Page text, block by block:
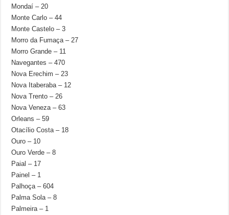
Mondaí – 20
Monte Carlo – 44
Monte Castelo – 3
Morro da Fumaça – 27
Morro Grande – 11
Navegantes – 470
Nova Erechim – 23
Nova Itaberaba – 12
Nova Trento – 26
Nova Veneza – 63
Orleans – 59
Otacílio Costa – 18
Ouro – 10
Ouro Verde – 8
Paial – 17
Painel – 1
Palhoça – 604
Palma Sola – 8
Palmeira – 1